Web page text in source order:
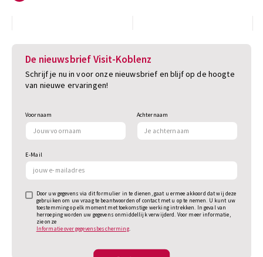
De nieuwsbrief Visit-Koblenz
Schrijf je nu in voor onze nieuwsbrief en blijf op de hoogte
van nieuwe ervaringen!
Voornaam Achternaam
E-Mail
Door uw gegevens via dit formulier in te dienen, gaat u ermee akkoord dat wij deze
gebruiken om uw vraag te beantwoorden of contact met u op te nemen. U kunt uw
toestemming op elk moment met toekomstige werking intrekken. In geval van
herroeping worden uw gegevens onmiddellijk verwijderd. Voor meer informatie,
zie onze
Informatie over gegevensbescherming.